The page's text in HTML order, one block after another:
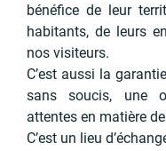
bénéfice de leur
habitants, de leurs
nos visiteurs.
C’est aussi la
sans soucis, une
attentes en matière
C’est un lieu